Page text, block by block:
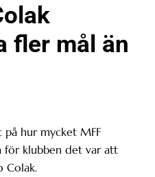
fler mål än
hur mycket MFF
för klubben det var att
Colak.